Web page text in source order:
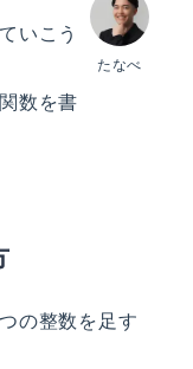
たなべ
いこう
数を書
の整数を足す